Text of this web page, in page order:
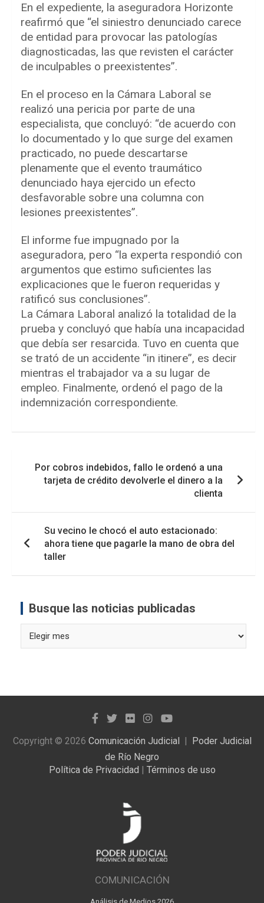
En el expediente, la aseguradora Horizonte
reafirmó que “el siniestro denunciado carece
de entidad para provocar las patologías
diagnosticadas, las que revisten el carácter
de inculpables o preexistentes”.
En el proceso en la Cámara Laboral se
realizó una pericia por parte de una
especialista, que concluyó: “de acuerdo con
lo documentado y lo que surge del examen
practicado, no puede descartarse
plenamente que el evento traumático
denunciado haya ejercido un efecto
desfavorable sobre una columna con
lesiones preexistentes”.
El informe fue impugnado por la
aseguradora, pero “la experta respondió con
argumentos que estimo suficientes las
explicaciones que le fueron requeridas y
ratificó sus conclusiones”.
La Cámara Laboral analizó la totalidad de la
prueba y concluyó que había una incapacidad
que debía ser resarcida. Tuvo en cuenta que
se trató de un accidente “in itinere”, es decir
mientras el trabajador va a su lugar de
empleo. Finalmente, ordenó el pago de la
indemnización correspondiente.
entradas
Por cobros indebidos, fallo le ordenó a una
tarjeta de crédito devolverle el dinero a la
clienta
Su vecino le chocó el auto estacionado:
ahora tiene que pagarle la mano de obra del
taller
Busque las noticias publicadas
las
Copyright © 2026 Comunicación Judicial
Poder Judicial
de Río Negro
Política de Privacidad
Términos de uso
COMUNICACIÓN